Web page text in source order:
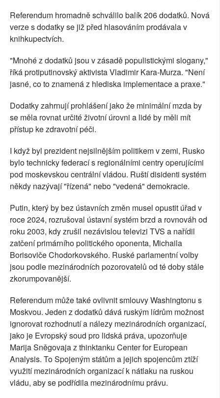
Referendum hromadně schválilo balík 206 dodatků. Nová
verze s dodatky se již před hlasováním prodávala v
knihkupectvích.
"Mnohé z dodatků jsou v zásadě populistickými slogany,"
říká protiputinovský aktivista Vladimir Kara-Murza. "Není
jasné, co to znamená z hlediska implementace a praxe."
Dodatky zahrnují prohlášení jako že minimální mzda by
se měla rovnat určité životní úrovni a lidé by měli mít
přístup ke zdravotní péči.
I když byl prezident nejsilnějším politikem v zemi, Rusko
bylo technicky federací s regionálními centry operujícími
pod moskevskou centrální vládou. Ruští disidenti systém
někdy nazývají "řízená" nebo "vedená" demokracie.
Putin, který by bez ústavních změn musel opustit úřad v
roce 2024, rozrušoval ústavní systém brzd a rovnováh od
roku 2003, kdy zrušil nezávislou televizi TVS a nařídil
zatčení primárního politického oponenta, Michaila
Borisoviče Chodorkovského. Ruské parlamentní volby
jsou podle mezinárodních pozorovatelů od té doby stále
zkorumpovanější.
Referendum může také ovlivnit smlouvy Washingtonu s
Moskvou. Jeden z dodatků dává ruským lídrům možnost
ignorovat rozhodnutí a nálezy mezinárodních organizací,
jako je Evropský soud pro lidská práva, upozorňuje
Marija Sněgovaja z thinktanku Center for European
Analysis. To Spojeným státům a jejich spojencům ztíží
využití mezinárodních organizací k nátlaku na ruskou
vládu, aby se podřídila mezinárodnímu právu.